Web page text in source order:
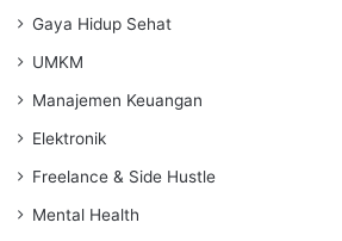
Gaya Hidup Sehat
UMKM
Manajemen Keuangan
Elektronik
Freelance & Side Hustle
Mental Health